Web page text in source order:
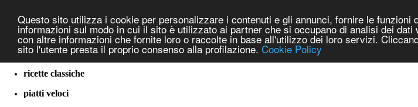
Questo sito utilizza i cookie per personalizzare i contenuti e gli annunci, fornire le
informazioni sul modo in cui il sito è utilizzato ai partner che si occupano di analisi dei
con altre informazioni che fornite loro o raccolte in base all'utilizzo dei loro servizi.
sito l'utente presta il proprio consenso alla profilazione. Cookie Policy
cucina dal mondo
ricette classiche
piatti veloci